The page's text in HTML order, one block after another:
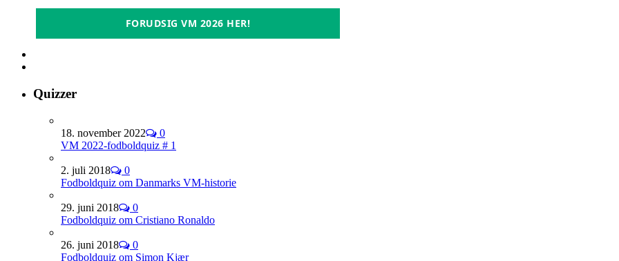
FORUDSIG VM 2026 HER!
Quizzer
18. november 2022
0
VM 2022-fodboldquiz # 1
2. juli 2018
0
Fodboldquiz om Danmarks VM-historie
29. juni 2018
0
Fodboldquiz om Cristiano Ronaldo
26. juni 2018
0
Fodboldquiz om Simon Kjær